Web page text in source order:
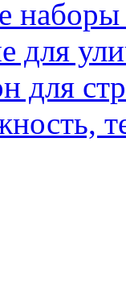
наборы
для
для